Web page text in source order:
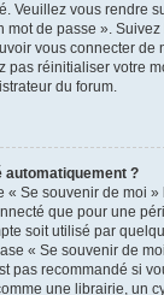
Veuillez vous rendre
mot de passe ».
vous connecter de
pas réinitialiser votre
du forum.
automatiquement ?
« Se souvenir de moi
que pour une
soit utilisé par
« Se souvenir de
pas recommandé si
une librairie, un